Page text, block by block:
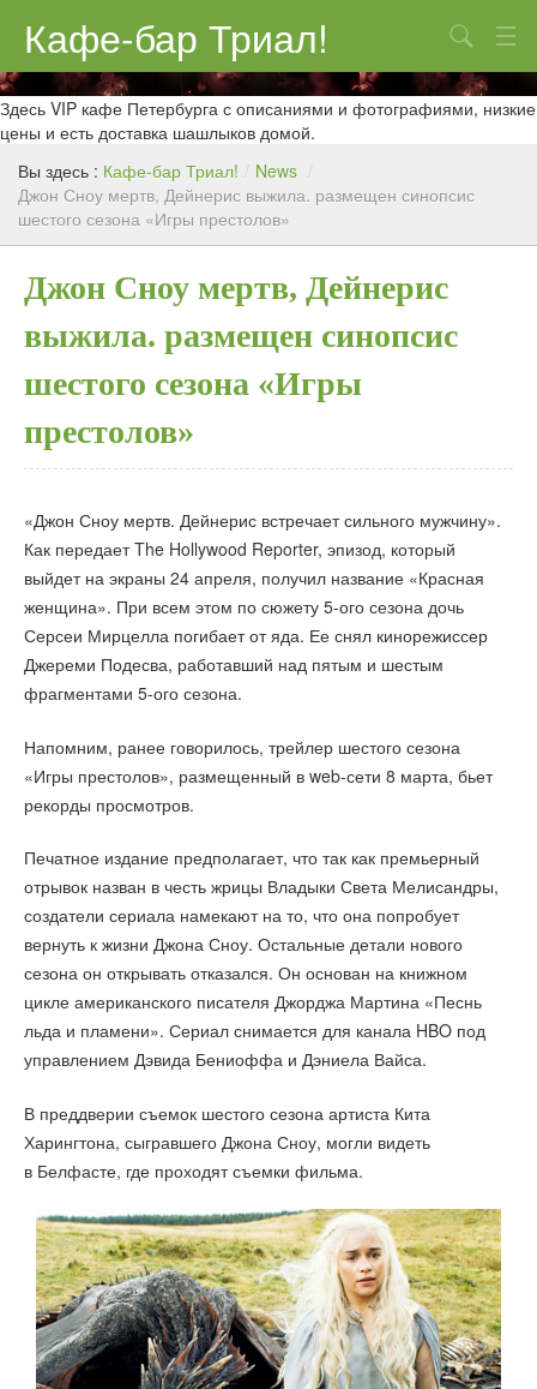
Кафе-бар Триал!
О нас
Меню
Контакты
Реклама
Поиск
Здесь VIP кафе Петербурга с описаниями и фотографиями, низкие
цены и есть доставка шашлыков домой.
Вы здесь : Кафе-бар Триал! / News /
Джон Сноу мертв, Дейнерис выжила. размещен синопсис
шестого сезона «Игры престолов»
Джон Сноу мертв, Дейнерис
выжила. размещен синопсис
шестого сезона «Игры
престолов»
«Джон Сноу мертв. Дейнерис встречает сильного мужчину».
Как передает The Hollywood Reporter, эпизод, который
выйдет на экраны 24 апреля, получил название «Красная
женщина». При всем этом по сюжету 5-ого сезона дочь
Серсеи Мирцелла погибает от яда. Ее снял кинорежиссер
Джереми Подесва, работавший над пятым и шестым
фрагментами 5-ого сезона.
Напомним, ранее говорилось, трейлер шестого сезона
«Игры престолов», размещенный в web-сети 8 марта, бьет
рекорды просмотров.
Печатное издание предполагает, что так как премьерный
отрывок назван в честь жрицы Владыки Света Мелисандры,
создатели сериала намекают на то, что она попробует
вернуть к жизни Джона Сноу. Остальные детали нового
сезона он открывать отказался. Он основан на книжном
цикле американского писателя Джорджа Мартина «Песнь
льда и пламени». Сериал снимается для канала HBO под
управлением Дэвида Бениоффа и Дэниела Вайса.
В преддверии съемок шестого сезона артиста Кита
Харингтона, сыгравшего Джона Сноу, могли видеть
в Белфасте, где проходят съемки фильма.